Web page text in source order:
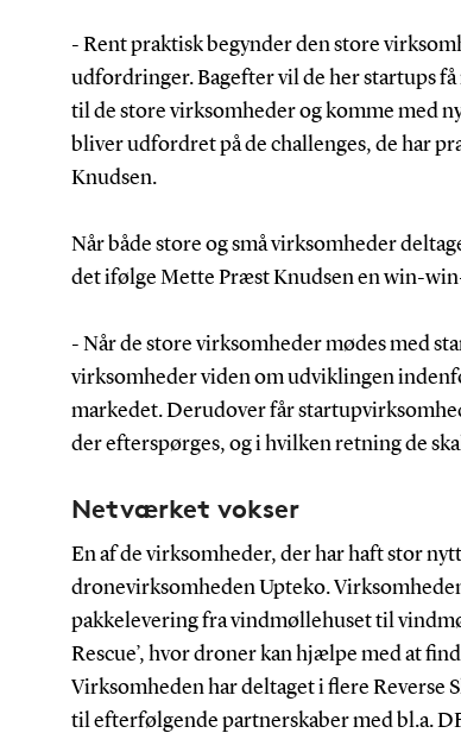
- Rent praktisk begynder den store
udfordringer. Bagefter vil de her startups
til de store virksomheder og komme med
bliver udfordret på de challenges, de har
Knudsen.
Når både store og små virksomheder
det ifølge Mette Præst Knudsen en win-
- Når de store virksomheder mødes med
virksomheder viden om udviklingen
markedet. Derudover får
der efterspørges, og i hvilken retning de
Netværket vokser
En af de virksomheder, der har haft stor
dronevirksomheden Upteko.
pakkelevering fra vindmøllehuset til
Rescue’, hvor droner kan hjælpe med at
Virksomheden har deltaget i flere Reverse
til efterfølgende partnerskaber med bl.a.